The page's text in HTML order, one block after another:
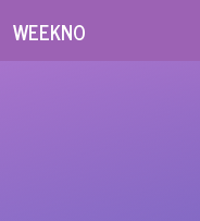
WEEKNO